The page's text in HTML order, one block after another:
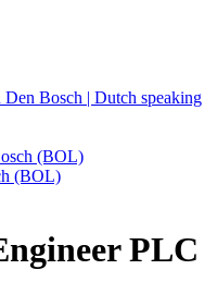
Den Bosch | Dutch speaking
(BOL)
(BOL)
PLC